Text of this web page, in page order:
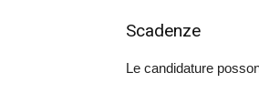
Scadenze
Le candidature